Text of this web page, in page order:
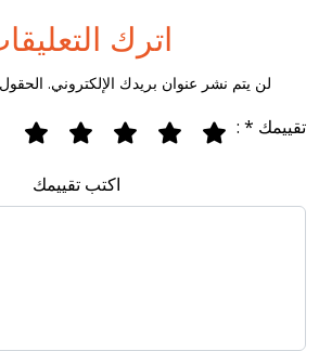
اترك
لن يتم نشر عنوان بريدك الإلكتروني.
تقييمك * :
اكتب تقييمك